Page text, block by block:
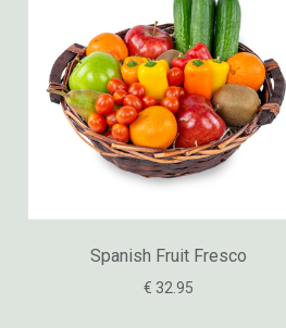
Spanish Fruit Fresco
€ 32.95